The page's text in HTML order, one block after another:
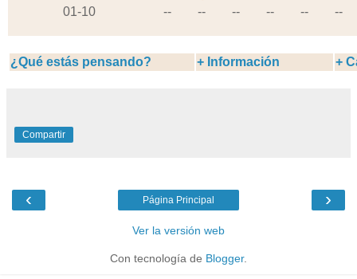
01-10
-- -- -- -- -- --
¿Qué estás pensando? + Información +
Compartir
‹ ›
Página Principal
Ver la versión web
Con tecnología de Blogger.